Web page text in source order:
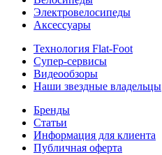
Электровелосипеды
Аксессуары
Технология Flat-Foot
Супер-сервисы
Видеообзоры
Наши звездные владельцы
Бренды
Статьи
Информация для клиента
Публичная оферта